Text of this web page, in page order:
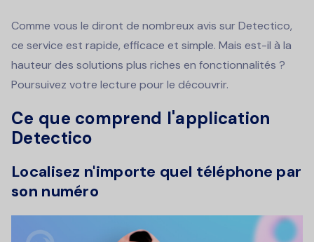
Comme vous le diront de nombreux avis sur Detectico,
ce service est rapide, efficace et simple. Mais est-il à la
hauteur des solutions plus riches en fonctionnalités ?
Poursuivez votre lecture pour le découvrir.
Ce que comprend l'application
Detectico
Localisez n'importe quel téléphone par
son numéro